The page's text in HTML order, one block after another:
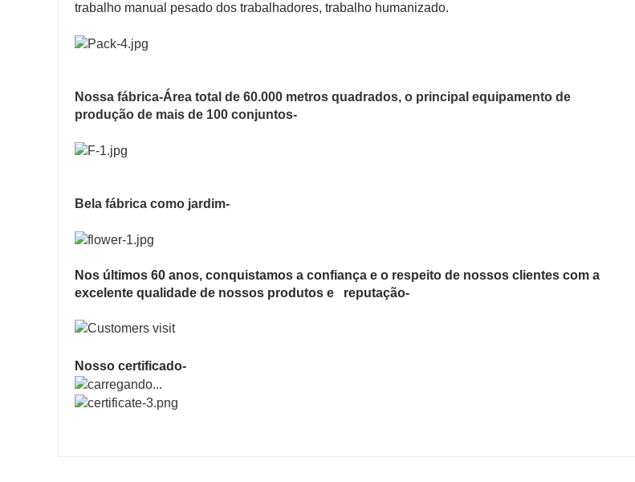
trabalho manual pesado dos trabalhadores, trabalho humanizado.
Nossa fábrica-Área total de 60.000 metros quadrados, o principal equipamento de
produção de mais de 100 conjuntos-
Bela fábrica como jardim-
Nos últimos 60 anos, conquistamos a confiança e o respeito de nossos clientes com a
excelente qualidade de nossos produtos e reputação-
Nosso certificado-